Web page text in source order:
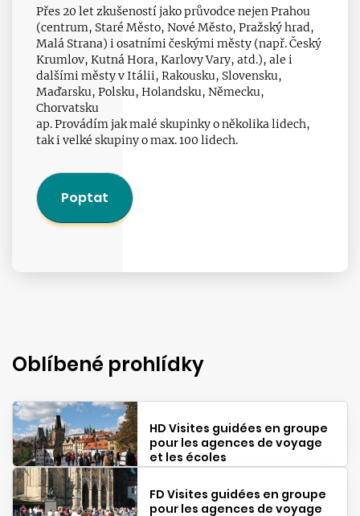
Přes 20 let zkušeností jako průvodce nejen Prahou
(centrum, Staré Město, Nové Město, Pražský hrad,
Malá Strana) i osatními českými městy (např. Český
Krumlov, Kutná Hora, Karlovy Vary, atd.), ale i
dalšími městy v Itálii, Rakousku, Slovensku,
Maďarsku, Polsku, Holandsku, Německu,
Chorvatsku
ap. Provádím jak malé skupinky o několika lidech,
tak i velké skupiny o max. 100 lidech.
Poptat
Oblíbené prohlídky
HD Visites guidées en groupe
pour les agences de voyage
et les écoles
FD Visites guidées en groupe
pour les agences de voyage